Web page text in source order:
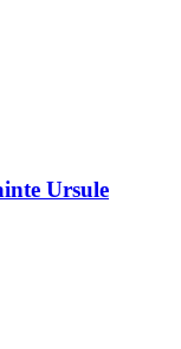
Ursule